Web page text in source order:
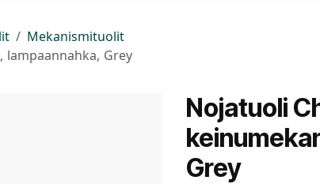
Mekanismituolit
lampaannahka, Grey
Nojatuoli
Grey